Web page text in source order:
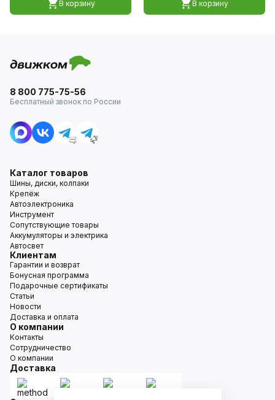
В корзину В корзину
8 800 775-75-56
Бесплатный звонок по России
Каталог товаров
Шины, диски, колпаки
Крепёж
Автоэлектроника
Инструмент
Сопутствующие товары
Аккумуляторы и электрика
Автосвет
Клиентам
Гарантии и возврат
Бонусная программа
Подарочные сертификаты
Статьи
Новости
Доставка и оплата
О компании
Контакты
Сотрудничество
О компании
Доставка